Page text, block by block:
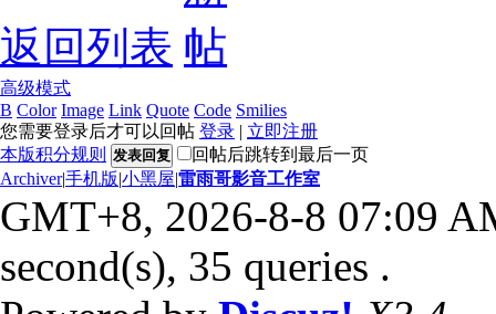
返回列表
高级模式
B Color Image Link Quote Code Smilies
您需要登录后才可以回帖 登录 | 立即注册
本版积分规则
发表回复
回帖后跳转到最后一页
Archiver|手机版|小黑屋|雷雨哥影音工作室
GMT+8, 2026-8-8 07:09
second(s), 35 queries .